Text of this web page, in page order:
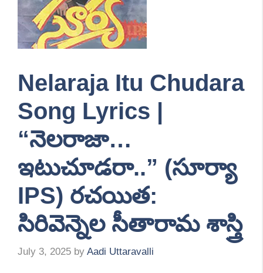
Nelaraja Itu Chudara
Song Lyrics |
“నెలరాజా…
ఇటుచూడరా..” (సూర్యా
IPS) రచయిత:
సిరివెన్నెల సీతారామ శాస్త్రి
July 3, 2025 by Aadi Uttaravalli